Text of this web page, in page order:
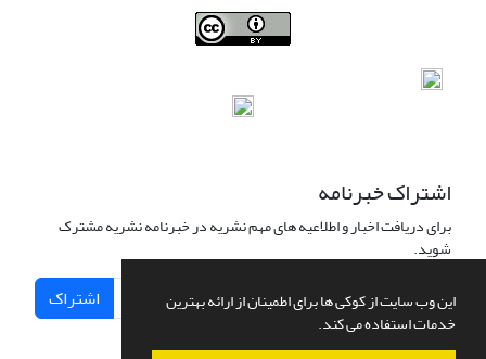
این وب سایت از کوکی ها برای اطمینان از ارائه بهترین
خدمات استفاده می کند.
اشتراک خبرنامه
برای دریافت اخبار و اطلاعیه های مهم نشریه در خبرنامه نشریه مشترک
شوید.
اشتراک